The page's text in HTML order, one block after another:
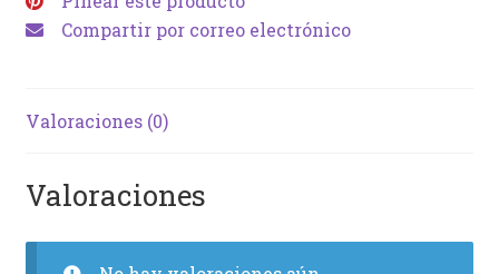
Compartir por correo electrónico
Valoraciones (0)
Valoraciones